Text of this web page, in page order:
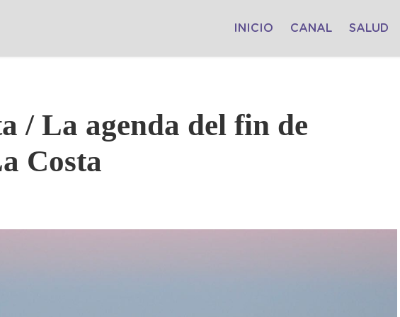
INICIO CANAL SALUD
/ La agenda del fin de
Costa